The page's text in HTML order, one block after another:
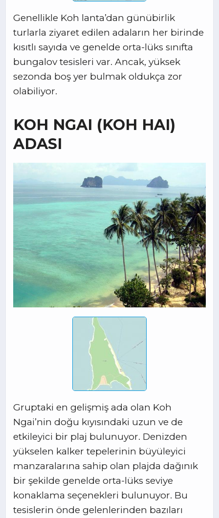
Genellikle Koh lanta’dan günübirlik
turlarla ziyaret edilen adaların her birinde
kısıtlı sayıda ve genelde orta-lüks sınıfta
bungalov tesisleri var. Ancak, yüksek
sezonda boş yer bulmak oldukça zor
olabiliyor.
KOH NGAI (KOH HAI)
ADASI
Gruptaki en gelişmiş ada olan Koh
Ngai’nin doğu kıyısındaki uzun ve de
etkileyici bir plaj bulunuyor. Denizden
yükselen kalker tepelerinin büyüleyici
manzaralarına sahip olan plajda dağınık
bir şekilde genelde orta-lüks seviye
konaklama seçenekleri bulunuyor. Bu
tesislerin önde gelenlerinden bazıları